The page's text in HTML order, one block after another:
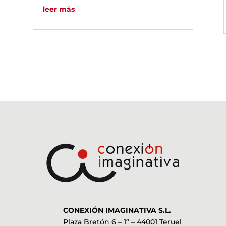
leer más
CONEXIÓN IMAGINATIVA S.L.
Plaza Bretón 6 – 1º – 44001 Teruel